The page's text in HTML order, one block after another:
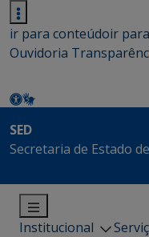
ir para conteúdoir
Ouvidoria
SED
Secretaria de Estado
Institucional